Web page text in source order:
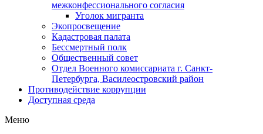
межконфессионального согласия
Уголок мигранта
Экопросвещение
Кадастровая палата
Бессмертный полк
Общественный совет
Отдел Военного комиссариата г. Санкт-
Петербурга, Василеостровский район
Противодействие коррупции
Доступная среда
Меню